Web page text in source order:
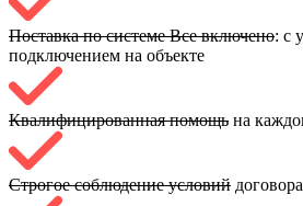
Поставка по системе Все включено: с
подключением на объекте
Квалифицированная помощь на
Строгое соблюдение условий договора